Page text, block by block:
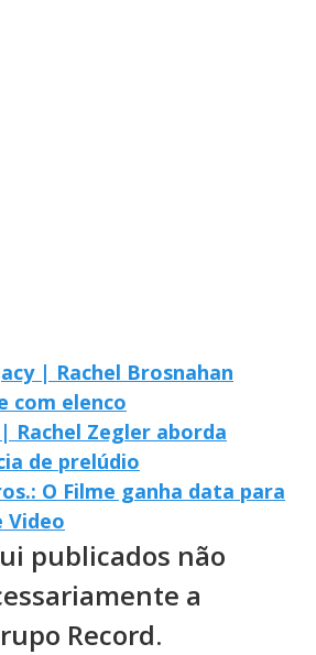
| Rachel Brosnahan
com elenco
Rachel Zegler aborda
de prelúdio
O Filme ganha data para
Video
publicados não
a
Record.